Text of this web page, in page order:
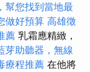
幫您找到當地最
做好預算 高雄徵
薦 乳霜應精緻，
芽助聽器，無線
療程推薦 在他將